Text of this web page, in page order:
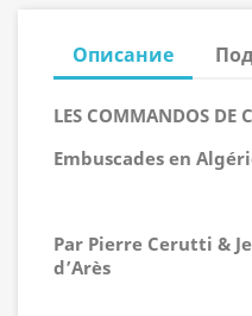
Описание
LES COMMANDOS DE
Embuscades en
Par Pierre Cerutti &
d’Arès